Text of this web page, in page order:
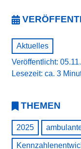
Aktuelles
Veröffentlicht:
Lesezeit: ca. 3
THEMEN
2025